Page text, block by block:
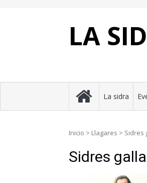
LA
La sidra
Inicio > Llagares > Sidres
Sidres